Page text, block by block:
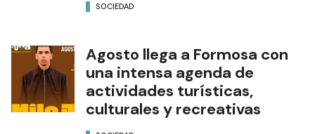
SOCIEDAD
Agosto llega a Formosa con
una intensa agenda de
actividades turísticas,
culturales y recreativas